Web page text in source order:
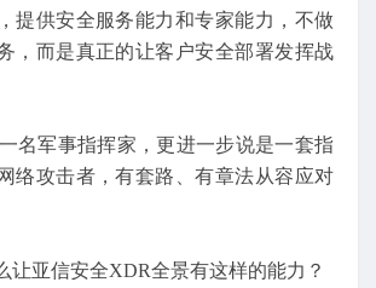
提供安全服务能力和专家能力，不做
，而是真正的让客户安全部署发挥战
名军事指挥家，更进一步说是一套指
络攻击者，有套路、有章法从容应对
让亚信安全XDR全景有这样的能力？